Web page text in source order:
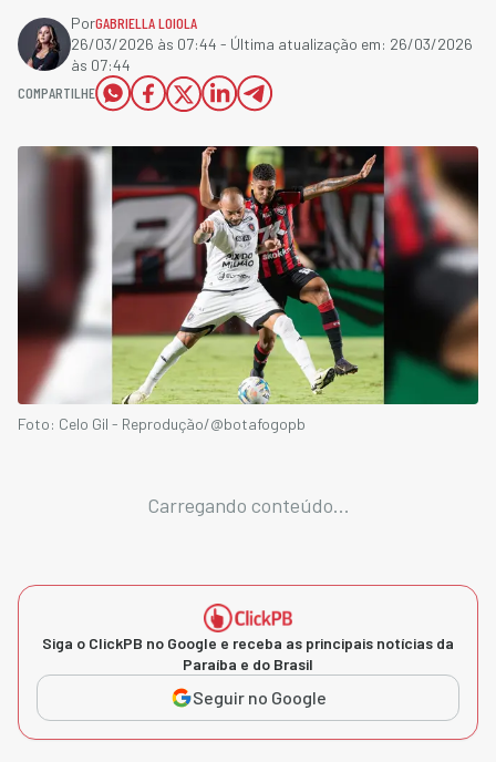
PorGABRIELLA LOIOLA
26/03/2026 às 07:44 - Última atualização em: 26/03/2026
às 07:44
COMPARTILHE
Foto: Celo Gil - Reprodução/@botafogopb
Carregando conteúdo...
Siga o ClickPB no Google e receba as principais notícias da
Paraíba e do Brasil
Seguir no Google